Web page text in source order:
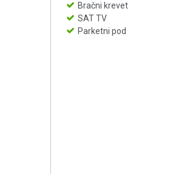
Bračni krevet
SAT TV
Parketni pod